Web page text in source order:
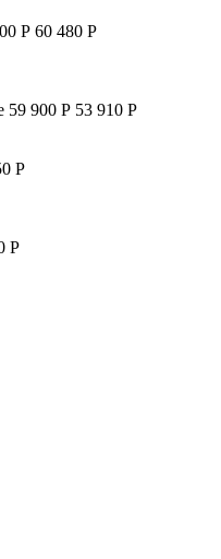
Р 60 480 Р
59 900 Р 53 910 Р
Р
Р